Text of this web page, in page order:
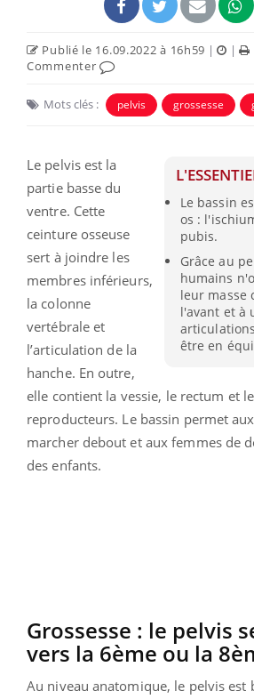
Publié le 16.09.2022 à 16h59 | |
Commenter
Mots clés : pelvis grossesse
Le bassin
os :
pubis.
Grâce au
humains
leur masse
l'avant et à
être en
Le pelvis est la
partie basse du
ventre. Cette
ceinture osseuse
sert à joindre les
membres inférieurs,
la colonne
vertébrale et
l’articulation de la
hanche. En outre,
elle contient la vessie, le rectum et
reproducteurs. Le bassin permet
marcher debout et aux femmes de
des enfants.
Grossesse : le pelvis
vers la 6ème ou la
Au niveau anatomique, le pelvis est